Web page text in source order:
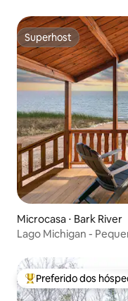
Superhost
Superhost
Microcasa ⋅ Bark River
Lago Michigan -
Entre os melhores
Preferido dos